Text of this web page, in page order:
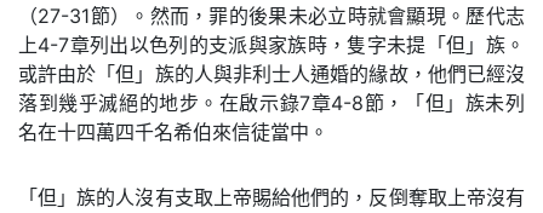
（27-31節）。然而，罪的後果未必立時就會顯現。歷代志
上4-7章列出以色列的支派與家族時，隻字未提「但」族。
或許由於「但」族的人與非利士人通婚的緣故，他們已經沒
落到幾乎滅絕的地步。在啟示錄7章4-8節，「但」族未列
名在十四萬四千名希伯來信徒當中。
「但」族的人沒有支取上帝賜給他們的，反倒奪取上帝沒有